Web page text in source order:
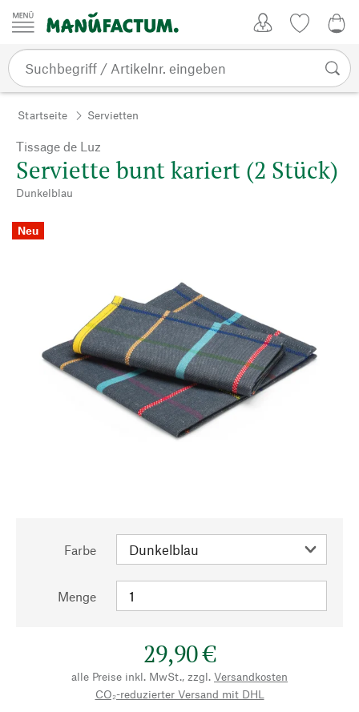
Zum Inhalt springen
Startseite Servietten
Tissage de Luz
Serviette bunt kariert (2 Stück)
Dunkelblau
Neu
Farbe
Menge
29,90 €
alle Preise inkl. MwSt., zzgl. Versandkosten
CO₂-reduzierter Versand mit DHL